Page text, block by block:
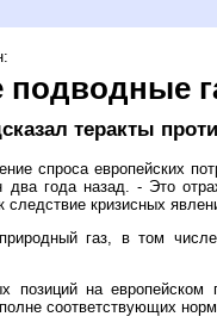
:
подводные
теракты
спроса европейских
года назад. - Это
следствие кризисных
газ, в том
позиций на
соответствующих